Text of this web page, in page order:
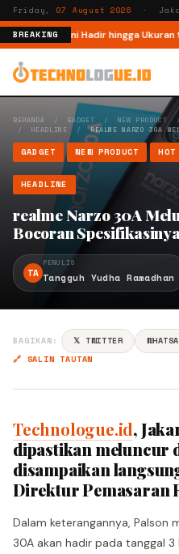
Friday, 07 August 2026 ·
BREAKINGKini Hadir hingga Ukuran 98
BERANDA / GADGET / NEW PRODUCT
/ HEADLINE /REALME NARZO 30A
GADGET NEW PRODUCT
HEADLINE
realme Narzo 30A
Bocoran Spesifikasinya
TA
PENULIS
Tangguh Yudha Ramadhan
BAGIKAN: 𝕏 TWITTER
🔗 SALIN TAUTAN
Technologue.id,
dipastikan meluncur
disampaikan
Direktur Pemasaran
Dalam keterangannya, Palson
30A akan hadir pada tanggal 3